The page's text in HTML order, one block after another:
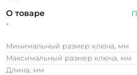
О товаре
-
Минимальный размер ключа, мм
Максимальный размер ключа, мм
Длина, мм